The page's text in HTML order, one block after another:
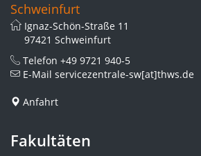
Schweinfurt
Ignaz-Schön-Straße 11
97421 Schweinfurt
Telefon +49 9721 940-5
E-Mail servicezentrale-sw[at]thws.de
Anfahrt
Fakultäten